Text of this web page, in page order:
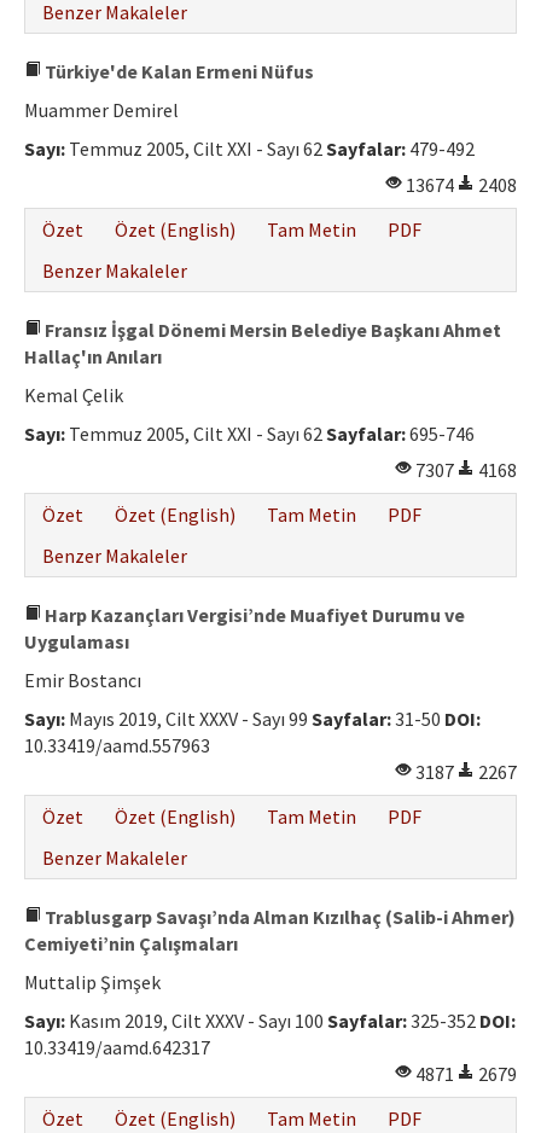
Benzer Makaleler
Türkiye'de Kalan Ermeni Nüfus
Muammer Demirel
Sayı: Temmuz 2005, Cilt XXI - Sayı 62Sayfalar: 479-492
13674
2408
Özet
Özet (English) Tam Metin
PDF
Benzer Makaleler
Fransız İşgal Dönemi Mersin Belediye Başkanı Ahmet
Hallaç'ın Anıları
Kemal Çelik
Sayı: Temmuz 2005, Cilt XXI - Sayı 62Sayfalar:695-746
7307
4168
Özet
Özet (English) Tam Metin
PDF
Benzer Makaleler
Harp Kazançları Vergisi’nde Muafiyet Durumu ve
Uygulaması
Emir Bostancı
Sayı: Mayıs 2019, Cilt XXXV - Sayı 99 Sayfalar:31-50 DOI:
10.33419/aamd.557963
3187
2267
Özet
Özet (English) Tam Metin
PDF
Benzer Makaleler
Trablusgarp Savaşı’nda Alman Kızılhaç (Salib-i Ahmer)
Cemiyeti’nin Çalışmaları
Muttalip Şimşek
Sayı: Kasım 2019, Cilt XXXV - Sayı 100 Sayfalar:325-352 DOI:
10.33419/aamd.642317
4871
2679
Özet
Özet (English) Tam Metin
PDF